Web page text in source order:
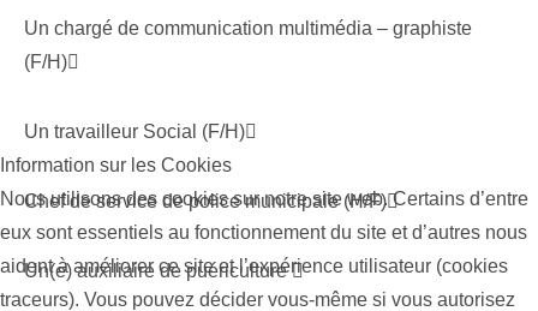
Un chargé de communication multimédia – graphiste
(F/H)
Un travailleur Social (F/H)
Chef de service de police municipale (H/F)
Un(e) auxiliaire de puériculture
Information sur les Cookies
Nous utilisons des cookies sur notre site web. Certains d’entre
eux sont essentiels au fonctionnement du site et d’autres nous
aident à améliorer ce site et l’expérience utilisateur (cookies
traceurs). Vous pouvez décider vous-même si vous autorisez